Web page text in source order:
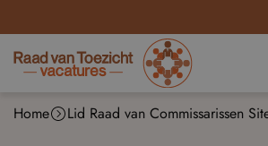
Home Lid Raad van Commissarissen